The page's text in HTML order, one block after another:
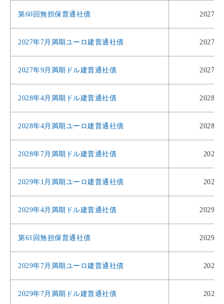
第60回無担保普通社債 2027年
2027年7月満期ユーロ建普通社債 2027年
2027年9月満期ドル建普通社債 2027年
2028年4月満期ドル建普通社債 2028年
2028年4月満期ユーロ建普通社債 2028年
2028年7月満期ドル建普通社債 2028
2029年1月満期ユーロ建普通社債 2029
2029年4月満期ドル建普通社債 2029年
第61回無担保普通社債 2029年
2029年7月満期ユーロ建普通社債 2029
2029年7月満期ドル建普通社債 2029